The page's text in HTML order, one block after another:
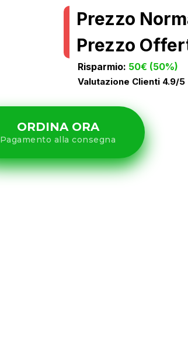
Prezzo
Prezzo
Risparmio: 50€ (50%)
Valutazione Clienti 4.9/5
ORDINA ORA
Pagamento alla consegna